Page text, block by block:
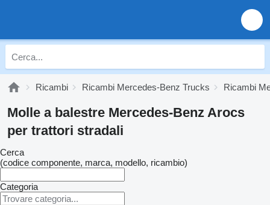
Ricambi Ricambi Mercedes-Benz Trucks Ricambi
Molle a balestre Mercedes-Benz Arocs
per trattori stradali
Cerca
(codice componente, marca, modello, ricambio)
Categoria